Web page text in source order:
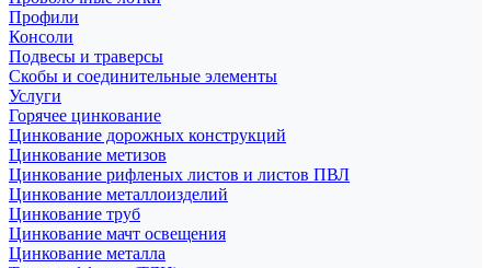
Профили
Консоли
Подвесы и траверсы
Скобы и соединительные элементы
Услуги
Горячее цинкование
Цинкование дорожных конструкций
Цинкование метизов
Цинкование рифленых листов и листов ПВЛ
Цинкование металлоизделий
Цинкование труб
Цинкование мачт освещения
Цинкование металла